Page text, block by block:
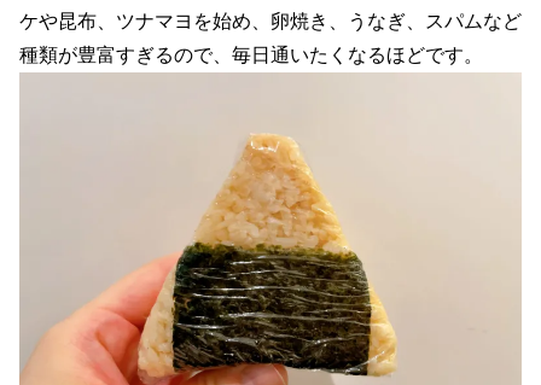
ケや昆布、ツナマヨを始め、卵焼き、うなぎ、スパムなど
種類が豊富すぎるので、毎日通いたくなるほどです。